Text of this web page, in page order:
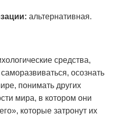
альтернативная.
средства,
осознать
понимать других
мира, в котором они
которые затронут их